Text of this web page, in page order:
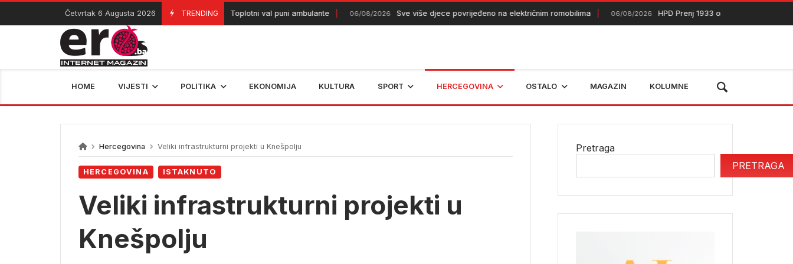
Skip
content
Četvrtak 6 Augusta 2026 TRENDING
06/08/2026 Toplotni val puni ambulante 06/08/2026 Sve više djece povrijeđeno na električnim romobilima 06/08/2026 HPD Prenj 1933 organizuje dvodnevni izlet
HOME VIJESTI POLITIKA EKONOMIJA KULTURA SPORT HERCEGOVINA OSTALO MAGAZIN KOLUMNE
Hercegovina Veliki infrastrukturni projekti u Knešpolju
HERCEGOVINA ISTAKNUTO
Veliki infrastrukturni projekti u
Knešpolju
Pretraga
PRETRAGA